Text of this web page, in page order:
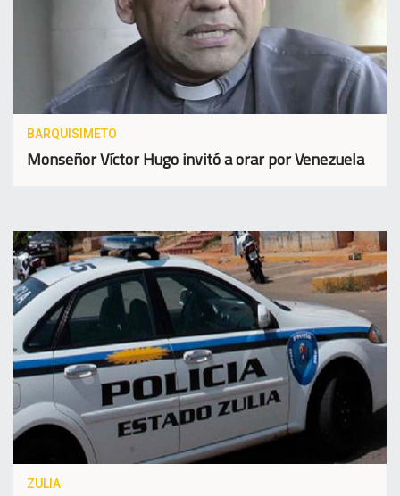
BARQUISIMETO
Monseñor Víctor Hugo invitó a orar por Venezuela
ZULIA